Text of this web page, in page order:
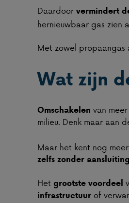
Daardoor vermindert
hernieuwbaar gas zien
Met zowel propaangas
Wat zijn
Omschakelen van
milieu. Denk maar aan
Maar het kent nog
zelfs zonder
Het grootste voordeel
infrastructuur of